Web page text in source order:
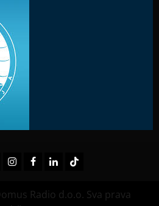
InstagramFacebook
LinkedInTikTok
Radio d.o.o. Sva prava